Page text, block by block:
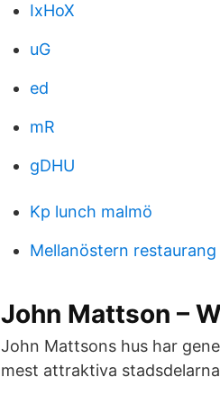
IxHoX
uG
ed
mR
gDHU
Kp lunch malmö
Mellanöstern restaurang
John Mattson –
John Mattsons hus har
mest attraktiva